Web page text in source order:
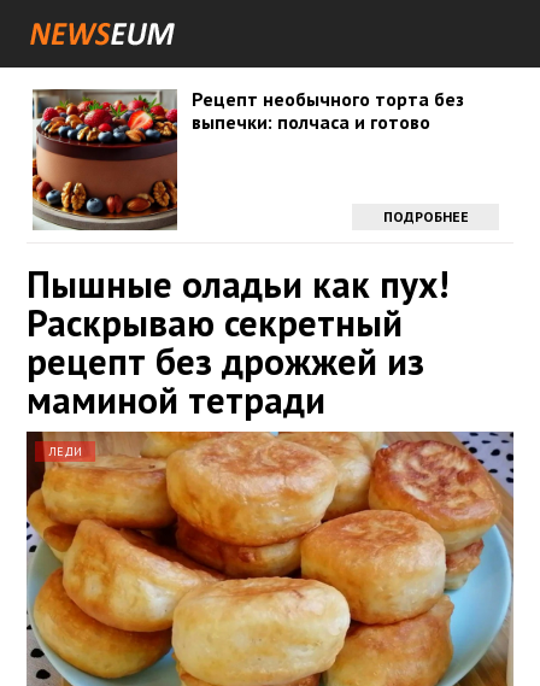
Рецепт необычного торта без
выпечки: полчаса и готово
ПОДРОБНЕЕ
Пышные оладьи как пух!
Раскрываю секретный
рецепт без дрожжей из
маминой тетради
ЛЕДИ